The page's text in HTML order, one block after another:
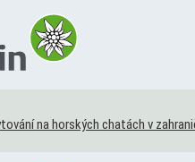
na horských chatách v